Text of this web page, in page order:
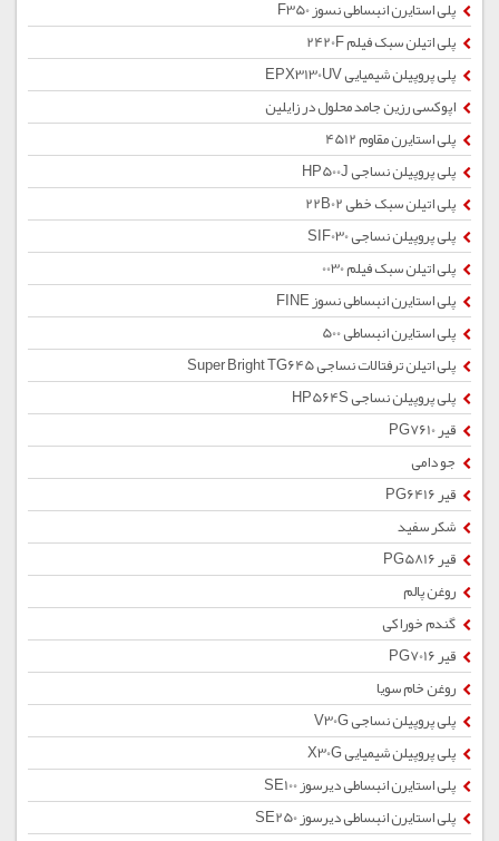
پلی استایرن انبساطی نسوز F350
پلی اتیلن سبک فیلم 2420F
پلی پروپیلن شیمیایی EPX3130UV
اپوکسی رزین جامد محلول در زایلین
پلی استایرن مقاوم 4512
پلی پروپیلن نساجی HP500J
پلی اتیلن سبک خطی 22B02
پلی پروپیلن نساجی SIF030
پلی اتیلن سبک فیلم 0030
پلی استایرن انبساطی نسوز FINE
پلی استایرن انبساطی 500
پلی اتیلن ترفتالات نساجی Super Bright TG645
پلی پروپیلن نساجی HP564S
قیر PG7610
جو دامی
قیر PG6416
شکر سفید
قیر PG5816
روغن پالم
گندم خوراکی
قیر PG7016
روغن خام سویا
پلی پروپیلن نساجی V30G
پلی پروپیلن شیمیایی X30G
پلی استایرن انبساطی دیرسوز SE100
پلی استایرن انبساطی دیرسوز SE250